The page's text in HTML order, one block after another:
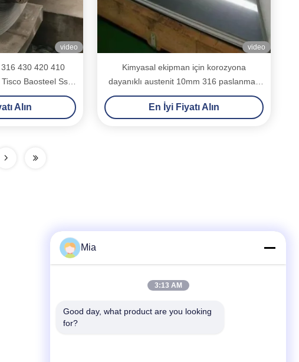
video
430 420 410
Baosteel Ss
Taş/Şerit/Koil
İçin
Alın
video
Kimyasal ekipman için korozyona
dayanıklı austenit 10mm 316 paslanmaz
çelik plaka
En İyi Fiyatı Alın
Tel
Mia
3:13 AM
Good day, what product are you looking
for?